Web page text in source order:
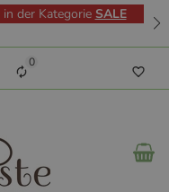
der Kategorie SALE
0